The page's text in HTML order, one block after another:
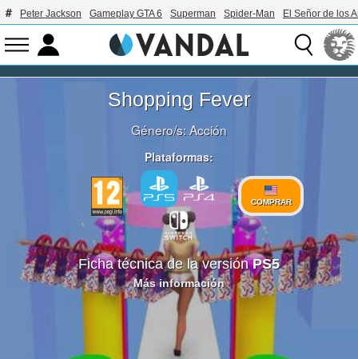
Peter Jackson Gameplay GTA 6 Superman Spider-Man El Señor de los
Shopping Fever
Género/s:Acción
Plataformas:
COMPRAR
Ficha técnica de la versiónPS5
Más información